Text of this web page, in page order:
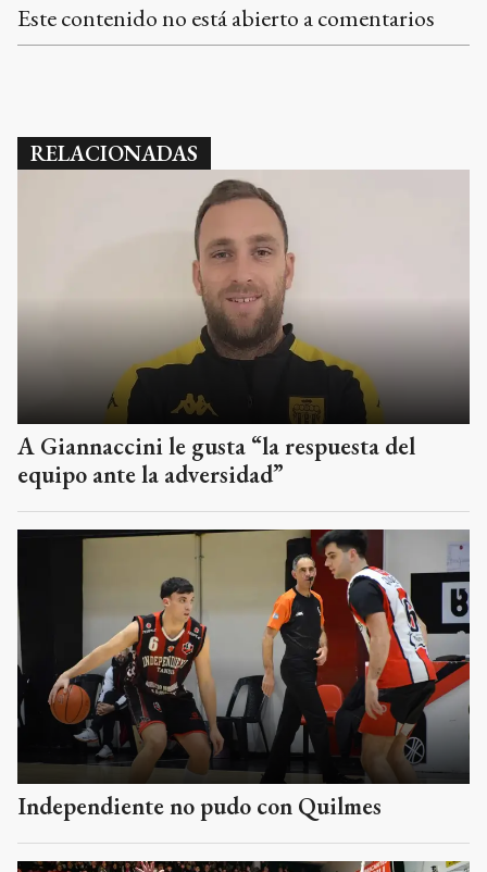
Este contenido no está abierto a comentarios
RELACIONADAS
A Giannaccini le gusta “la respuesta del
equipo ante la adversidad”
Independiente no pudo con Quilmes